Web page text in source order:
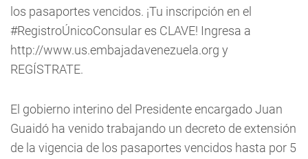
los pasaportes vencidos. ¡Tu inscripción en el
#RegistroÚnicoConsular es CLAVE! Ingresa a
http://www.us.embajadavenezuela.org y
REGÍSTRATE.
El gobierno interino del Presidente encargado Juan
Guaidó ha venido trabajando un decreto de extensión
de la vigencia de los pasaportes vencidos hasta por 5